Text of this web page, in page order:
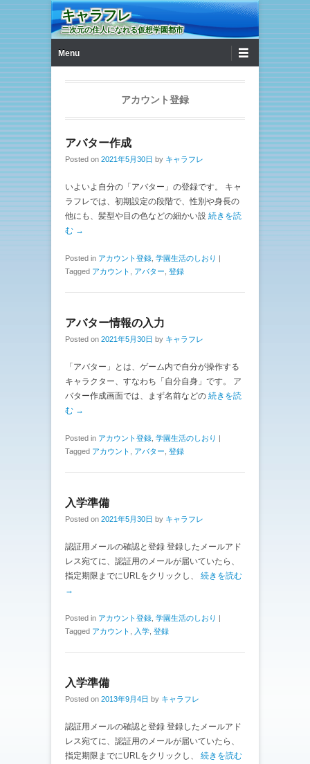
キャラフレ
二次元の住人になれる仮想学園都市
Menu
アカウント登録
アバター作成
Posted on 2021年5月30日 by キャラフレ
いよいよ自分の「アバター」の登録です。 キャ
ラフレでは、初期設定の段階で、性別や身長の
他にも、髪型や目の色などの細かい設 続きを読
む →
Posted in アカウント登録 学園生活のしおり |
Tagged アカウント アバター 登録
アバター情報の入力
Posted on 2021年5月30日 by キャラフレ
「アバター」とは、ゲーム内で自分が操作する
キャラクター、すなわち「自分自身」です。 ア
バター作成画面では、まず名前などの 続きを読
む →
Posted in アカウント登録 学園生活のしおり |
Tagged アカウント アバター 登録
入学準備
Posted on 2021年5月30日 by キャラフレ
認証用メールの確認と登録 登録したメールアド
レス宛てに、認証用のメールが届いていたら、
指定期限までにURLをクリックし、 続きを読む
→
Posted in アカウント登録 学園生活のしおり |
Tagged アカウント 入学 登録
入学準備
Posted on 2013年9月4日 by キャラフレ
認証用メールの確認と登録 登録したメールアド
レス宛てに、認証用のメールが届いていたら、
指定期限までにURLをクリックし、 続きを読む